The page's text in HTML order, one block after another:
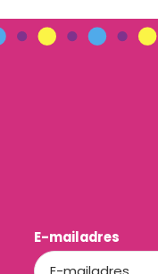
E-mailadres